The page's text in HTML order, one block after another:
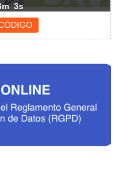
3s